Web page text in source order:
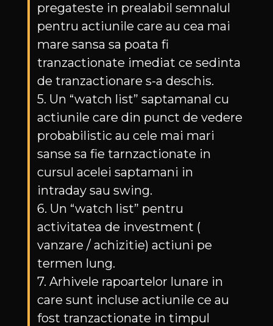
pregateste in prealabil semnalul
pentru actiunile care au cea mai
mare sansa sa poata fi
tranzactionate imediat ce sedinta
de tranzactionare s-a deschis.
5. Un “watch list” saptamanal cu
actiunile care din punct de vedere
probabilistic au cele mai mari
sanse sa fie tarnzactionate in
cursul acelei saptamani in
intraday sau swing.
6. Un “watch list” pentru
activitatea de investment (
vanzare / achizitie) actiuni pe
termen lung.
7. Arhivele rapoartelor lunare in
care sunt incluse actiunile ce au
fost tranzactionate in timpul